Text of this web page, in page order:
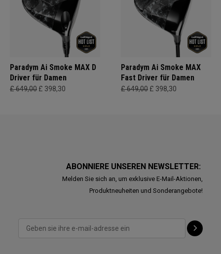
Paradym Ai Smoke MAX D
Driver für Damen
£ 649,00 £ 398,30
Paradym Ai Smoke MAX
Fast Driver für Damen
£ 649,00 £ 398,30
ABONNIERE UNSEREN NEWSLETTER:
Melden Sie sich an, um exklusive E-Mail-Aktionen,
Produktneuheiten und Sonderangebote!